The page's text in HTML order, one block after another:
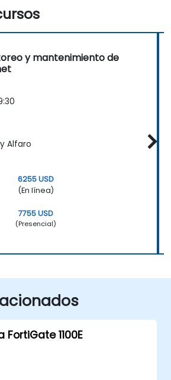
y mantenimiento de
Alfaro
6255 USD
(En línea)
7755 USD
(Presencial)
1100E